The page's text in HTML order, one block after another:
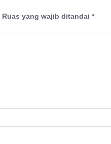
Ruas yang wajib ditandai *